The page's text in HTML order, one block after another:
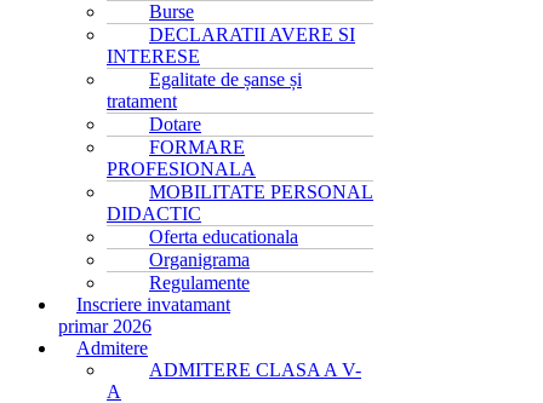
Burse
DECLARATII AVERE SI
INTERESE
Egalitate de șanse și
tratament
Dotare
FORMARE
PROFESIONALA
MOBILITATE PERSONAL
DIDACTIC
Oferta educationala
Organigrama
Regulamente
Inscriere invatamant
primar 2026
Admitere
ADMITERE CLASA A V-
A